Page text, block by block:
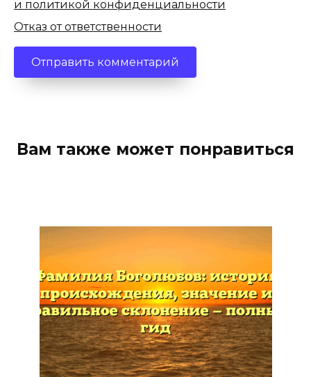
и политикой конфиденциальности
Отказ от ответственности
Вам также может понравиться